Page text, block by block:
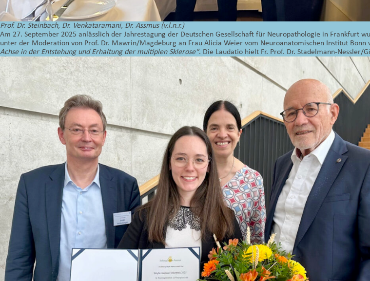
Prof. Dr. Steinbach, Dr. Venkataramani, Dr. Assmus (v.l.n.r.)
Am 27. September 2025 anlässlich der Jahrestagung der Deutschen Gesellschaft für Neuropathologie in Frankfurt
unter der Moderation von Prof. Dr. Mawrin/Magdeburg an Frau Alicia Weier vom Neuroanatomischen Institut
Achse in der Entstehung und Erhaltung der multiplen Sklerose“. Die Laudatio hielt Fr. Prof. Dr. Stadelmann-Nessler/